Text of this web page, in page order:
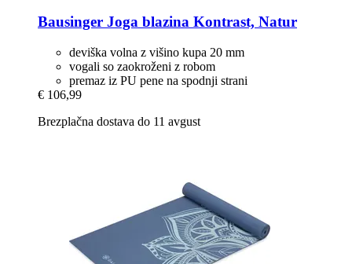
Bausinger Joga blazina Kontrast, Natur
deviška volna z višino kupa 20 mm
vogali so zaokroženi z robom
premaz iz PU pene na spodnji strani
€ 106,99
Brezplačna dostava do 11 avgust